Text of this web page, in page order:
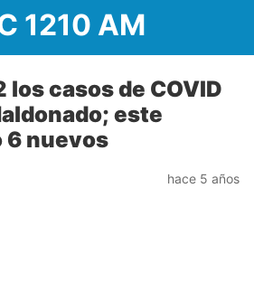
1210 AM
los casos de COVID
este
6 nuevos
hace 5 años